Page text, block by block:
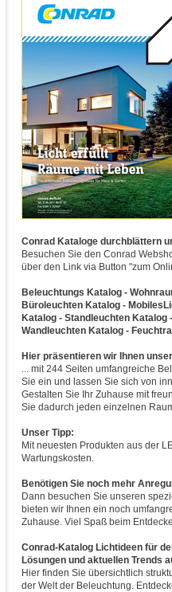
Conrad Kataloge durchblättern
Besuchen Sie den Conrad
über den Link via Button "zum
Beleuchtungs Katalog -
Büroleuchten Katalog -
Katalog - Standleuchten
Wandleuchten Katalog -
Hier präsentieren wir Ihnen
... mit 244 Seiten umfangreiche
Sie ein und lassen Sie sich von
Gestalten Sie Ihr Zuhause mit
Sie dadurch jeden einzelnen
Unser Tipp:
Mit neuesten Produkten aus der
Wartungskosten.
Benötigen Sie noch mehr
Dann besuchen Sie unseren
bieten wir Ihnen ein noch
Zuhause. Viel Spaß beim
Conrad-Katalog Lichtideen für
Lösungen und aktuellen Trends
Hier finden Sie übersichtlich
der Welt der Beleuchtung.